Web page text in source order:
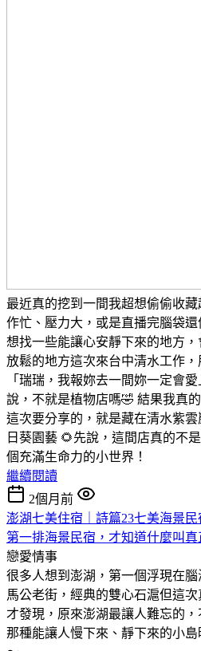
最近真的挖到一間我超想偷偷收
作忙、壓力大，或是直播完腦袋
想找一些能讓心安靜下來的地方
放鬆的地方這次來台中清水工作，
「瑞瑞，我報妳去一間妳一定會
說，不就是植物店嗎🤣 結果我真
這次要分享的，就是藏在清水紫
日葵園藝 🌻先說，這間店真的不
個充滿生命力的小世界！
繼續閱讀
2個月前
澎湖七美住宿｜詩篇23七美海景
第一排海景民宿，才知道什麼叫
戀愛情事
很多人想到澎湖，第一個浮現在
馬公老街，經典的雙心石滬但這次
才發現，原來澎湖最讓人難忘的
那種能讓人慢下來、靜下來的小